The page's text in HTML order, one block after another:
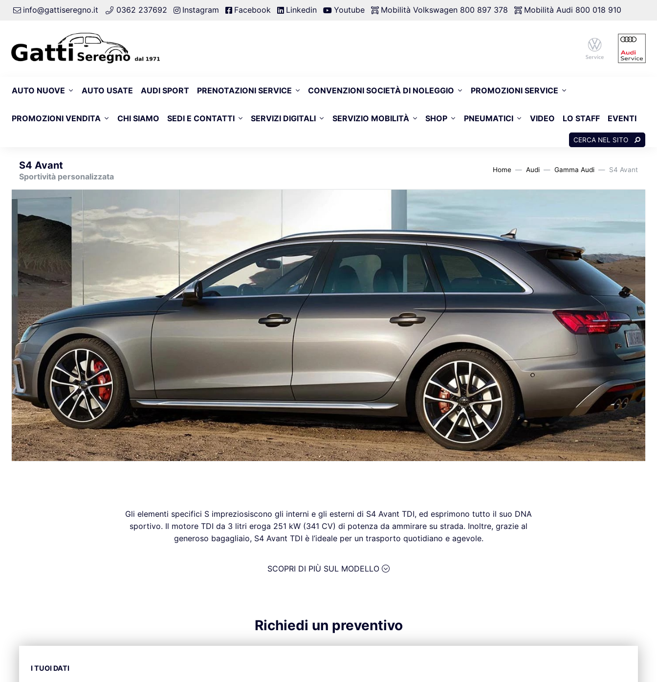
info@gattiseregno.it 0362 237692 Instagram Facebook Linkedin Youtube Mobilità Volkswagen 800 897 378 Mobilità Audi 800 018 910
AUTO NUOVE AUTO USATE AUDI SPORT PRENOTAZIONI SERVICE CONVENZIONI SOCIETÀ DI NOLEGGIO PROMOZIONI SERVICE
PROMOZIONI VENDITA CHI SIAMO SEDI E CONTATTI SERVIZI DIGITALI SERVIZIO MOBILITÀ SHOP PNEUMATICI VIDEO LO STAFF EVENTI
CERCA NEL SITO
S4 Avant
Sportività personalizzata
Home Audi Gamma Audi S4 Avant
Gli elementi specifici S impreziosiscono gli interni e gli esterni di S4 Avant TDI, ed esprimono tutto il suo DNA
sportivo. Il motore TDI da 3 litri eroga 251 kW (341 CV) di potenza da ammirare su strada. Inoltre, grazie al
generoso bagagliaio, S4 Avant TDI è l’ideale per un trasporto quotidiano e agevole.
SCOPRI DI PIÙ SUL MODELLO
Richiedi un preventivo
I TUOI DATI